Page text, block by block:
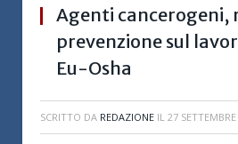
Agenti cancerogeni,
prevenzione sul
Eu-Osha
SCRITTO DA REDAZIONE IL 27